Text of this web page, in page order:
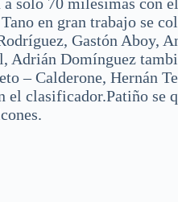
en gran trabajo se
Gastón Aboy,
Adrián Domínguez
– Calderone, Hernán
el clasificador.Patiño